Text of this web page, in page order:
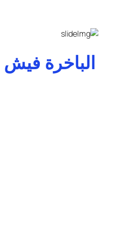
الباخرة